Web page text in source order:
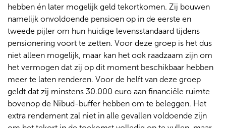
hebben én later mogelijk geld tekortkomen. Zij bouwen
namelijk onvoldoende pensioen op in de eerste en
tweede pijler om hun huidige levensstandaard tijdens
pensionering voort te zetten. Voor deze groep is het dus
niet alleen mogelijk, maar kan het ook raadzaam zijn om
het vermogen dat zij op dit moment beschikbaar hebben
meer te laten renderen. Voor de helft van deze groep
geldt dat zij minstens 30.000 euro aan financiële ruimte
bovenop de Nibud-buffer hebben om te beleggen. Het
extra rendement zal niet in alle gevallen voldoende zijn